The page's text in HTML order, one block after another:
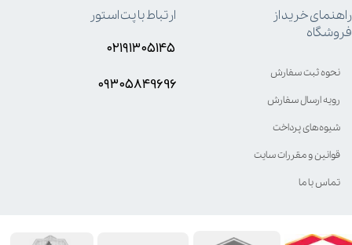
راهنمای خرید از
فروشگاه
نحوه ثبت سفارش
رویه ارسال سفارش
شیوه‌های پرداخت
قوانین و مقررات سایت
تماس با ما
ارتباط با پت استور
۰۲۱۹۱۳۰۵۱۴۵
۰۹۳۰۵8۴9696